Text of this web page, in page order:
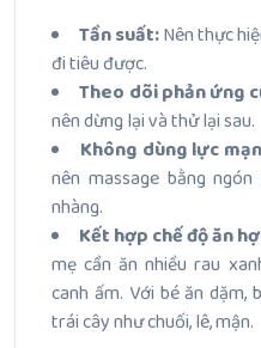
Tần suất:Nên thực
đi tiêu được.
Theo dõi phản ứng
nên dừng lại và thử lại sau.
Không dùng lực
nên massage bằng
nhàng.
Kết hợp chế độ ăn
mẹ cần ăn nhiều rau
canh ấm. Với bé ăn dặm,
trái cây như chuối, lê, mận.